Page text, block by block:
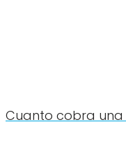
Cuanto cobra